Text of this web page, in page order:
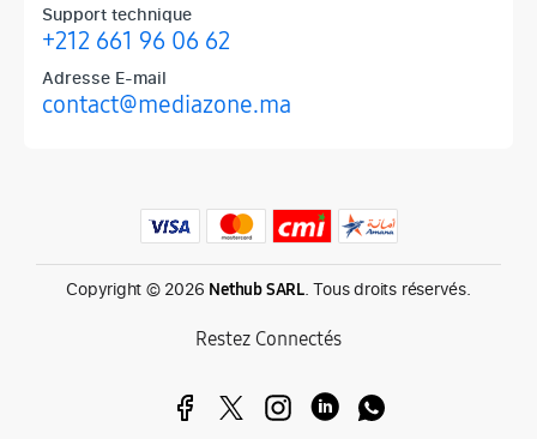
Support technique
+212 661 96 06 62
Adresse E-mail
contact@mediazone.ma
Produits phares chez Mediazone
Retrouvez chez Mediazone les références incontournables :
Copyright © 2026 Nethub SARL. Tous droits réservés.
Restez Connectés